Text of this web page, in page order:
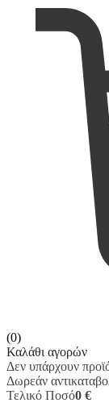
(0)
Καλάθι αγορών
Δεν υπάρχουν
Δωρεάν
Τελικό Ποσό0 €